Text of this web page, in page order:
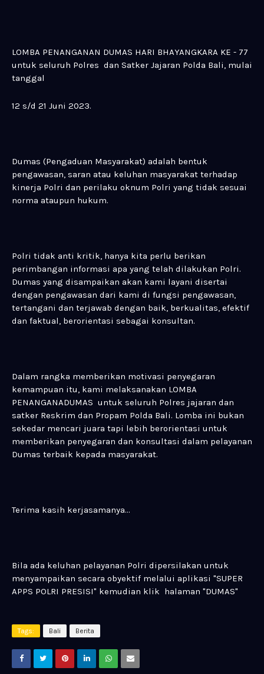
LOMBA PENANGANAN DUMAS HARI BHAYANGKARA KE - 77
untuk seluruh Polres dan Satker Jajaran Polda Bali, mulai
tanggal
12 s/d 21 Juni 2023.
Dumas (Pengaduan Masyarakat) adalah bentuk
pengawasan, saran atau keluhan masyarakat terhadap
kinerja Polri dan perilaku oknum Polri yang tidak sesuai
norma ataupun hukum.
Polri tidak anti kritik, hanya kita perlu berikan
perimbangan informasi apa yang telah dilakukan Polri.
Dumas yang disampaikan akan kami layani disertai
dengan pengawasan dari kami di fungsi pengawasan,
tertangani dan terjawab dengan baik, berkualitas, efektif
dan faktual, berorientasi sebagai konsultan.
Dalam rangka memberikan motivasi penyegaran
kemampuan itu, kami melaksanakan LOMBA
PENANGANADUMAS untuk seluruh Polres jajaran dan
satker Reskrim dan Propam Polda Bali. Lomba ini bukan
sekedar mencari juara tapi lebih berorientasi untuk
memberikan penyegaran dan konsultasi dalam pelayanan
Dumas terbaik kepada masyarakat.
Terima kasih kerjasamanya...
Bila ada keluhan pelayanan Polri dipersilakan untuk
menyampaikan secara obyektif melalui aplikasi "SUPER
APPS POLRI PRESISI" kemudian klik halaman "DUMAS"
Tags: Bali Berita